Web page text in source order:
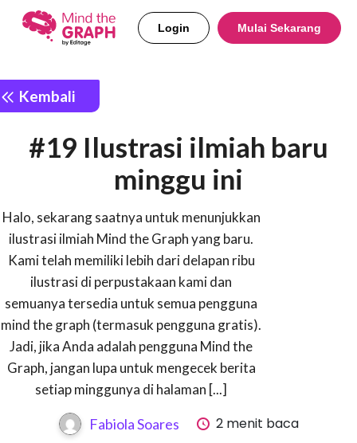
Login Mulai Sekarang
Kembali
#19 Ilustrasi ilmiah baru
minggu ini
Halo, sekarang saatnya untuk menunjukkan
ilustrasi ilmiah Mind the Graph yang baru.
Kami telah memiliki lebih dari delapan ribu
ilustrasi di perpustakaan kami dan
semuanya tersedia untuk semua pengguna
mind the graph (termasuk pengguna gratis).
Jadi, jika Anda adalah pengguna Mind the
Graph, jangan lupa untuk mengecek berita
setiap minggunya di halaman [...]
Fabiola Soares
2 menit baca